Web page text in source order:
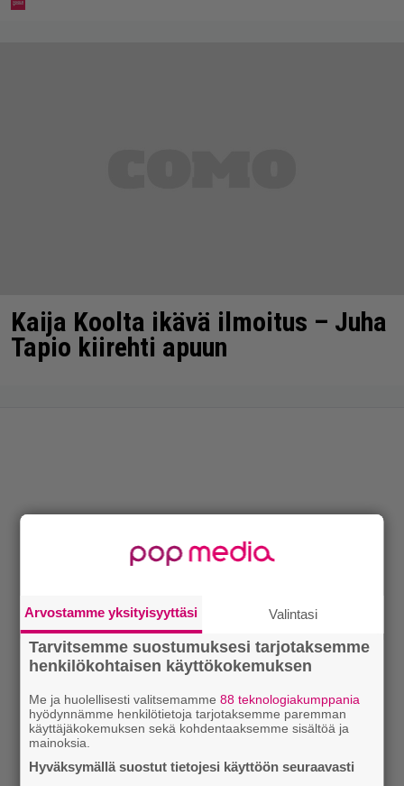
Kaija Koolta ikävä ilmoitus – Juha
Tapio kiirehti apuun
Arvostamme yksityisyyttäsi Valintasi
Tarvitsemme suostumuksesi tarjotaksemme
henkilökohtaisen käyttökokemuksen
Me ja huolellisesti valitsemamme88 teknologiakumppania
hyödynnämme henkilötietoja tarjotaksemme paremman
käyttäjäkokemuksen sekä kohdentaaksemme sisältöä ja
mainoksia.
Hyväksymällä suostut tietojesi käyttöön seuraavasti